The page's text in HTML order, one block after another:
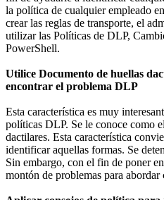
la política de cualquier empleado
crear las reglas de transporte, el
utilizar las Políticas de DLP,
PowerShell.
Utilice Documento de huellas
encontrar el problema DLP
Esta característica es muy
políticas DLP. Se le conoce como
dactilares. Esta característica
identificar aquellas formas. Se
Sin embargo, con el fin de poner
montón de problemas para abordar